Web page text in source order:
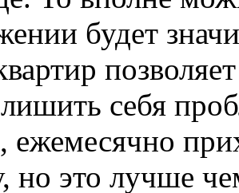
будет
себя
ежемесячно
но это лучше